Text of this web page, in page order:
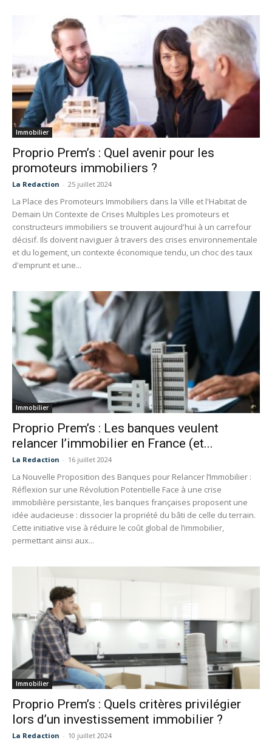
Immobilier
Proprio Prem’s : Quel avenir pour les
promoteurs immobiliers ?
La Redaction - 25 juillet 2024
La Place des Promoteurs Immobiliers dans la Ville et l'Habitat de
Demain Un Contexte de Crises Multiples Les promoteurs et
constructeurs immobiliers se trouvent aujourd'hui à un carrefour
décisif. Ils doivent naviguer à travers des crises environnementale
et du logement, un contexte économique tendu, un choc des taux
d'emprunt et une...
Immobilier
Proprio Prem’s : Les banques veulent
relancer l’immobilier en France (et...
La Redaction - 16 juillet 2024
La Nouvelle Proposition des Banques pour Relancer l’Immobilier :
Réflexion sur une Révolution Potentielle Face à une crise
immobilière persistante, les banques françaises proposent une
idée audacieuse : dissocier la propriété du bâti de celle du terrain.
Cette initiative vise à réduire le coût global de l’immobilier,
permettant ainsi aux...
Immobilier
Proprio Prem’s : Quels critères privilégier
lors d’un investissement immobilier ?
La Redaction - 10 juillet 2024